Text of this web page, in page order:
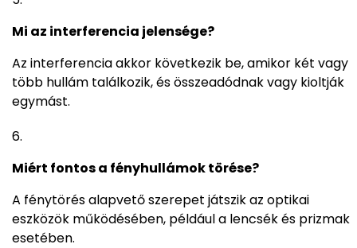
Mi az interferencia jelensége?
Az interferencia akkor következik be, amikor két vagy
több hullám találkozik, és összeadódnak vagy kioltják
egymást.
Miért fontos a fényhullámok törése?
A fénytörés alapvető szerepet játszik az optikai
eszközök működésében, például a lencsék és prizmak
esetében.